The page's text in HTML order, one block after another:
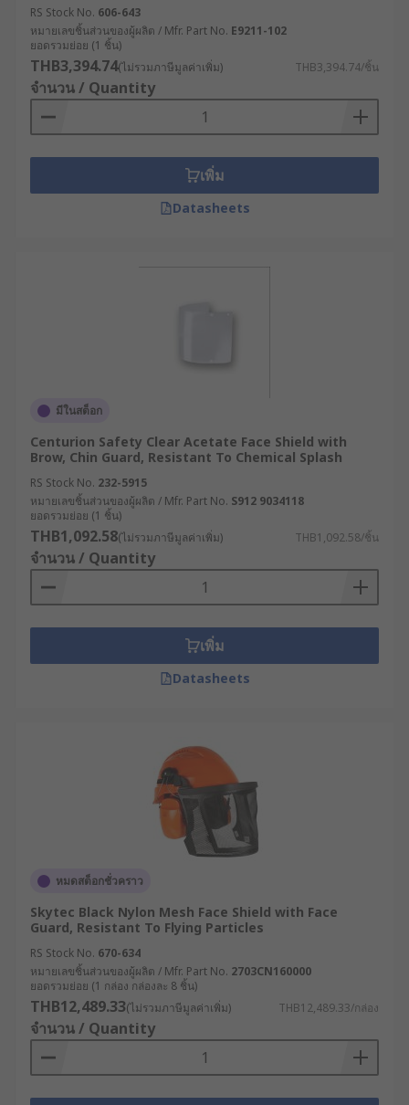
RS Stock No. 606-643
หมายเลขชิ้นส่วนของผู้ผลิต / Mfr. Part No. E9211-102
ยอดรวมย่อย (1 ชิ้น)
THB3,394.74(ไม่รวมภาษีมูลค่าเพิ่ม) THB3,394.74/ชิ้น
จำนวน / Quantity
เพิ่ม
Datasheets
มีในสต็อก
Centurion Safety Clear Acetate Face Shield with
Brow, Chin Guard, Resistant To Chemical Splash
RS Stock No. 232-5915
หมายเลขชิ้นส่วนของผู้ผลิต / Mfr. Part No. S912 9034118
ยอดรวมย่อย (1 ชิ้น)
THB1,092.58(ไม่รวมภาษีมูลค่าเพิ่ม) THB1,092.58/ชิ้น
จำนวน / Quantity
เพิ่ม
Datasheets
หมดสต็อกชั่วคราว
Skytec Black Nylon Mesh Face Shield with Face
Guard, Resistant To Flying Particles
RS Stock No. 670-634
หมายเลขชิ้นส่วนของผู้ผลิต / Mfr. Part No. 2703CN160000
ยอดรวมย่อย (1 กล่อง กล่องละ 8 ชิ้น)
THB12,489.33(ไม่รวมภาษีมูลค่าเพิ่ม) THB12,489.33/กล่อง
จำนวน / Quantity